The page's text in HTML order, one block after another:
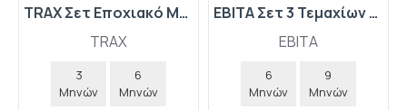
TRAX
TRAX Σετ Εποχιακό Μπλούζα και Παντελόνι "Christmas" 50552 Cream
3
Μηνών
6
Μηνών
EBITA
ΕΒΙΤΑ Σετ 3 Τεμαχίων Ριπ Μπλούζα-Κολάν-Κορδ΄΄ελα "Floral" 267519 Λευκό
6
Μηνών
9
Μηνών